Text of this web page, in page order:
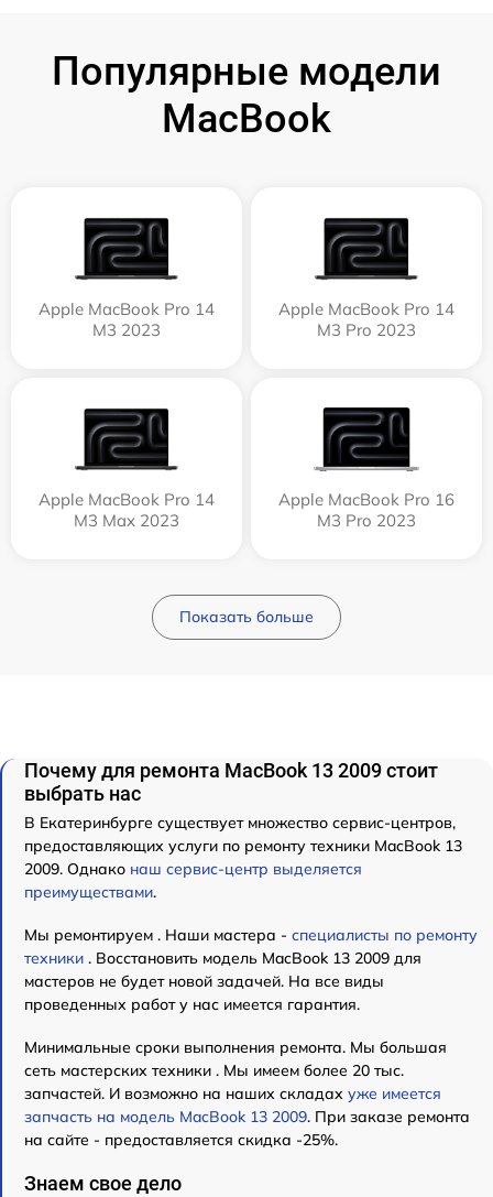
Популярные модели
MacBook
Apple MacBook Pro 14
M3 2023
Apple MacBook Pro 14
M3 Pro 2023
Apple MacBook Pro 14
M3 Max 2023
Apple MacBook Pro 16
M3 Pro 2023
Показать больше
Почему для ремонта MacBook 13 2009 стоит
выбрать нас
В Екатеринбурге существует множество сервис-центров,
предоставляющих услуги по ремонту техники MacBook 13
2009. Однако наш сервис-центр выделяется
преимуществами.
Мы ремонтируем . Наши мастера - специалисты по ремонту
техники . Восстановить модель MacBook 13 2009 для
мастеров не будет новой задачей. На все виды
проведенных работ у нас имеется гарантия.
Минимальные сроки выполнения ремонта. Мы большая
сеть мастерских техники . Мы имеем более 20 тыс.
запчастей. И возможно на наших складах уже имеется
запчасть на модель MacBook 13 2009. При заказе ремонта
на сайте - предоставляется скидка -25%.
Знаем свое дело